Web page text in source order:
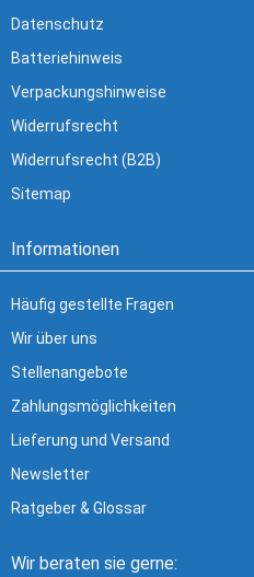
Datenschutz
Batteriehinweis
Verpackungshinweise
Widerrufsrecht
Widerrufsrecht (B2B)
Sitemap
Informationen
Häufig gestellte Fragen
Wir über uns
Stellenangebote
Zahlungsmöglichkeiten
Lieferung und Versand
Newsletter
Ratgeber & Glossar
Wir beraten sie gerne: